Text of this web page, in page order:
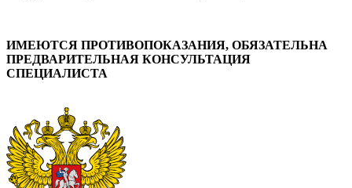
ИМЕЮТСЯ ПРОТИВОПОКАЗАНИЯ, ОБЯЗАТЕЛЬНА
ПРЕДВАРИТЕЛЬНАЯ КОНСУЛЬТАЦИЯ
СПЕЦИАЛИСТА